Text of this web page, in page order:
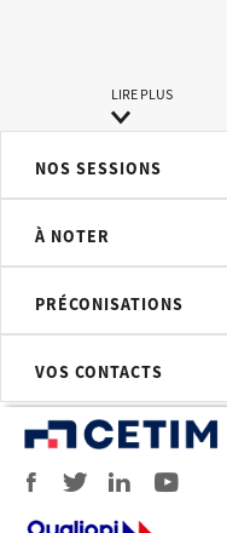
Méthodes
théorie et
Quiz final
Profil du
domaine,
missions de
techniques en
Personnel
LIRE PLUS
NOS SESSIONS
À NOTER
PRÉCONISATIONS
VOS CONTACTS